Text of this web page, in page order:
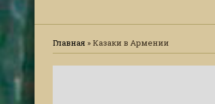
Главная »Казаки в Армении